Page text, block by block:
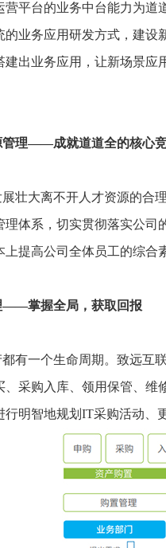
营平台的业务中台能力为道
的业务应用研发方式，建设
建出业务应用，让新场景应
管理——成就道道全的核心
壮大离不开人才资源的合
理体系，切实贯彻落实公
上提高公司全体员工的综合
——掌握全局，获取回报
有一个生命周期。致远互
、采购入库、领用保管、
行明智地规划IT采购活动、